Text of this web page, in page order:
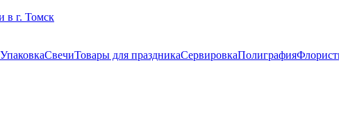
УпаковкаСвечиТовары для праздникаСервировкаПолиграфия